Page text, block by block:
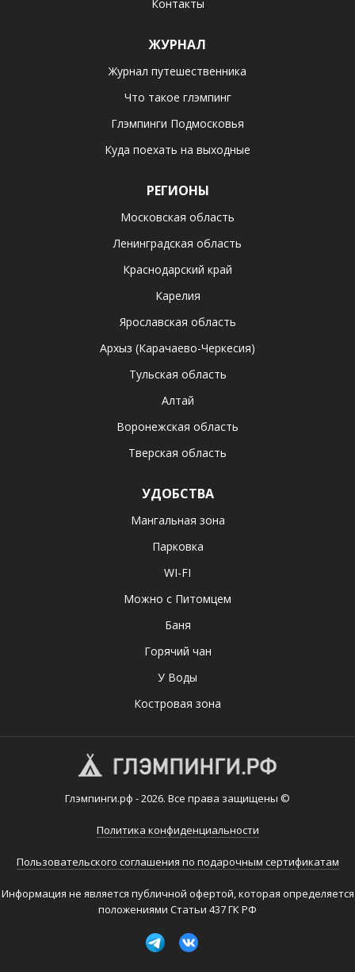
Контакты
ЖУРНАЛ
Журнал путешественника
Что такое глэмпинг
Глэмпинги Подмосковья
Куда поехать на выходные
РЕГИОНЫ
Московская область
Ленинградская область
Краснодарский край
Карелия
Ярославская область
Архыз (Карачаево-Черкесия)
Тульская область
Алтай
Воронежская область
Тверская область
УДОБСТВА
Мангальная зона
Парковка
WI-FI
Можно с Питомцем
Баня
Горячий чан
У Воды
Костровая зона
Глэмпинги.рф - 2026. Все права защищены ©
Политика конфиденциальности
Пользовательского соглашения по подарочным сертификатам
Информация не является публичной офертой, которая определяется
положениями Статьи 437 ГК РФ